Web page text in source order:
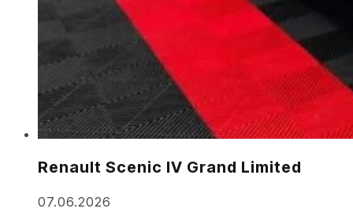
Renault Scenic IV Grand Limited
07.06.2026